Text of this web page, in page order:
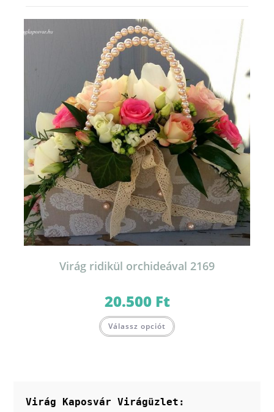
Virág ridikül orchideával 2169
20.500 Ft
Válassz opciót
Virág Kaposvár Virágüzlet: